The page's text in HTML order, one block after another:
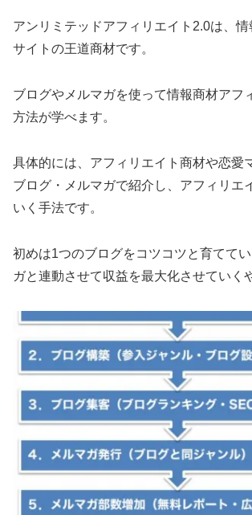
アンリミテッドアフィリエイト2.0は、
サイトの王道商材です。
ブログやメルマガを使って情報商材アフ
方法が学べます。
具体的には、アフィリエイト商材や恋愛
ブログ・メルマガで紹介し、アフィリエ
いく手法です。
初めは1つのブログをコツコツと育てて
ガと連動させて収益を最大化させていく